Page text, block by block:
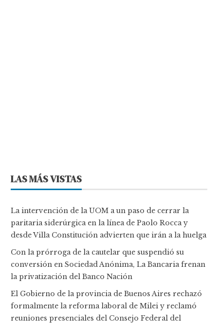
LAS MÁS VISTAS
La intervención de la UOM a un paso de cerrar la
paritaria siderúrgica en la línea de Paolo Rocca y
desde Villa Constitución advierten que irán a la huelga
Con la prórroga de la cautelar que suspendió su
conversión en Sociedad Anónima, La Bancaria frenan
la privatización del Banco Nación
El Gobierno de la provincia de Buenos Aires rechazó
formalmente la reforma laboral de Milei y reclamó
reuniones presenciales del Consejo Federal del